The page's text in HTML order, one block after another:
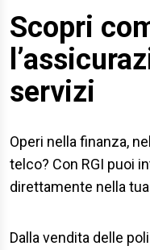
Scopri
servizi
Operi nella finanza,
telco? Con RGI puoi
direttamente nella
Dalla vendita delle